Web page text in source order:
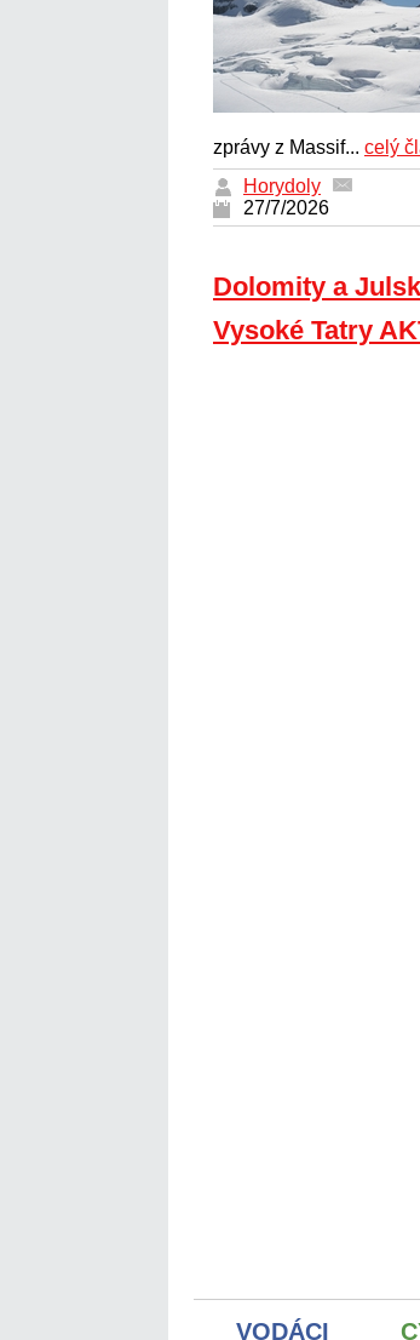
zprávy z Massif... celý
Horydoly
27/7/2026
Dolomity a
Vysoké Tatry
VODÁCI